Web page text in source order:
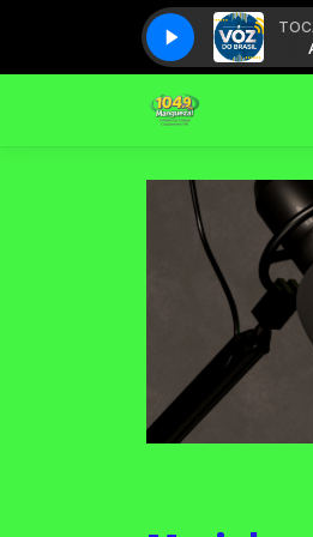
A Voz do Brasil - Completo A Voz